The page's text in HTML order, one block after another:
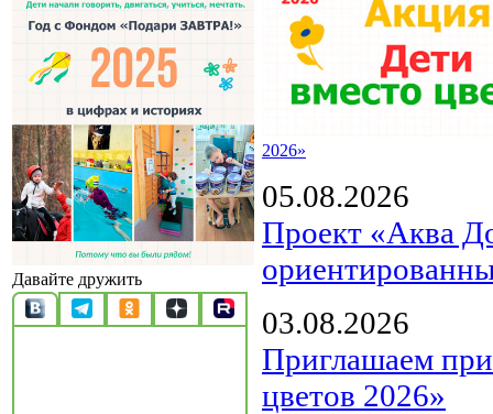
Давайте дружить
2026»
05.08.2026
Проект «Аква
03.08.2026
Приглашаем
цветов 2026»